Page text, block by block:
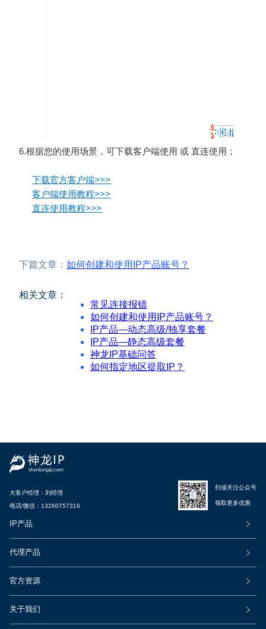
6.根据您的使用场景，可下载客户端使用 或 直连使用；
下载官方客户端>>>
客户端使用教程>>>
直连使用教程>>>
下篇文章： 如何创建和使用IP产品账号？
相关文章：
常见连接报错
如何创建和使用IP产品账号？
IP产品—动态高级/独享套餐
IP产品—静态高级套餐
神龙IP基础问答
如何指定地区提取IP？
大客户经理： 刘经理
电话/微信： 13260757316
扫描关注公众号
领取更多优惠
IP产品
代理产品
官方资源
关于我们